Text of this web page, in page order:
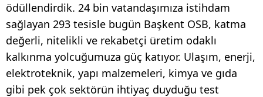
ödüllendirdik. 24 bin vatandaşımıza istihdam
sağlayan 293 tesisle bugün Başkent OSB, katma
değerli, nitelikli ve rekabetçi üretim odaklı
kalkınma yolcuğumuza güç katıyor. Ulaşım, enerji,
elektroteknik, yapı malzemeleri, kimya ve gıda
gibi pek çok sektörün ihtiyaç duyduğu test